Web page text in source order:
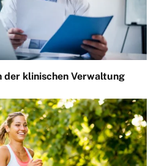
der klinischen Verwaltung